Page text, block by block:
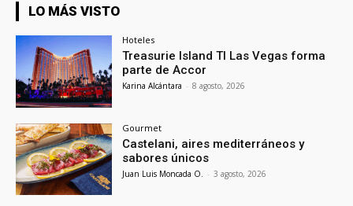
LO MÁS VISTO
Hoteles
Treasurie Island TI Las Vegas forma
parte de Accor
Karina Alcántara - 8 agosto, 2026
Gourmet
Castelani, aires mediterráneos y
sabores únicos
Juan Luis Moncada O. - 3 agosto, 2026